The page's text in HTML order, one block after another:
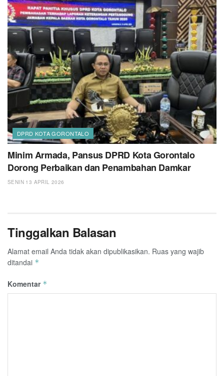
DPRD KOTA GORONTALO
Minim Armada, Pansus DPRD Kota Gorontalo
Dorong Perbaikan dan Penambahan Damkar
SENIN 13 APRIL 2026
Tinggalkan Balasan
Alamat email Anda tidak akan dipublikasikan. Ruas yang wajib
ditandai *
Komentar *